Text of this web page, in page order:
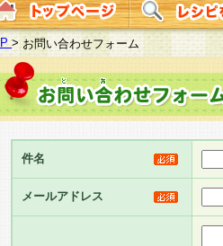
>お問い合わせフォーム
件名
メールアドレス